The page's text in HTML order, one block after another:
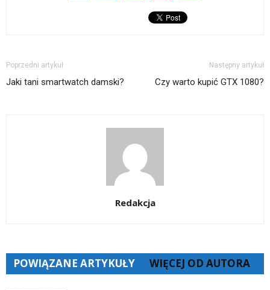
Poprzedni artykuł
Jaki tani smartwatch damski?
Następny artykuł
Czy warto kupić GTX 1080?
Redakcja
POWIĄZANE ARTYKUŁY WIĘCEJ OD AUTORA